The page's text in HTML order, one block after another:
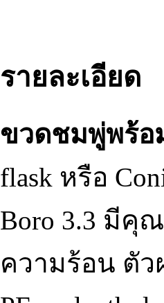
รายละเอียด
ขวดชมพู่พร้อ
flask หรือ
Boro 3.3 มีคุ
ความร้อน ตั